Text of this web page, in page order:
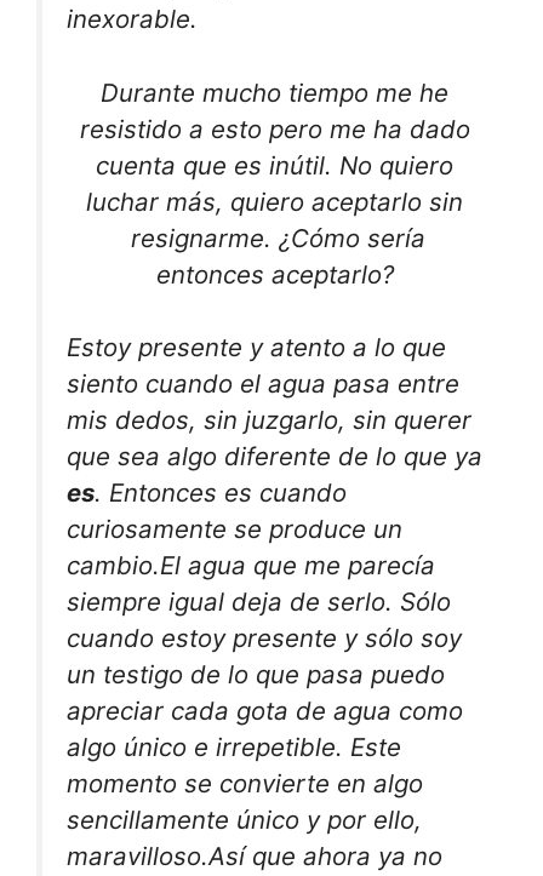
inexorable.
Durante mucho tiempo me he
resistido a esto pero me ha dado
cuenta que es inútil. No quiero
luchar más, quiero aceptarlo sin
resignarme. ¿Cómo sería
entonces aceptarlo?
Estoy presente y atento a lo que
siento cuando el agua pasa entre
mis dedos, sin juzgarlo, sin querer
que sea algo diferente de lo que ya
es. Entonces es cuando
curiosamente se produce un
cambio.El agua que me parecía
siempre igual deja de serlo. Sólo
cuando estoy presente y sólo soy
un testigo de lo que pasa puedo
apreciar cada gota de agua como
algo único e irrepetible. Este
momento se convierte en algo
sencillamente único y por ello,
maravilloso.Así que ahora ya no